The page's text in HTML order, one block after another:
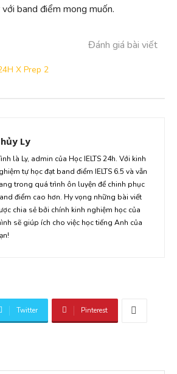
band điểm mong muốn.
Đánh giá bài viết
Ly
là Ly, admin của Học IELTS 24h. Với kinh
tự học đạt band điểm IELTS 6.5 và vẫn
trong quá trình ôn luyện để chinh phục
điểm cao hơn. Hy vọng những bài viết
chia sẻ bởi chính kinh nghiệm học của
sẽ giúp ích cho việc học tiếng Anh của
Twitter Pinterest